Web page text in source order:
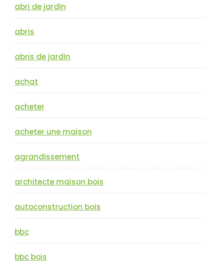
abri de jardin
abris
abris de jardin
achat
acheter
acheter une maison
agrandissement
architecte maison bois
autoconstruction bois
bbc
bbc bois